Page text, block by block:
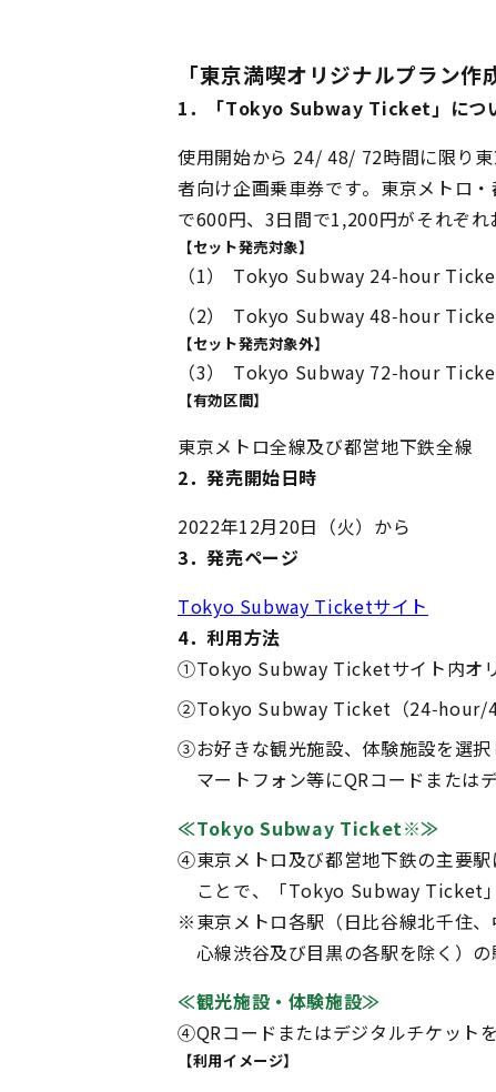
「東京満喫オリジナルプラン作
1．「Tokyo Subway Ticket」につ
使用開始から 24/ 48/ 72時間に限り
者向け企画乗車券です。東京メトロ
で600円、3日間で1,200円がそれぞれ
【セット発売対象】
（1）
Tokyo Subway 24-hour
（2）
Tokyo Subway 48-hour
【セット発売対象外】
（3） Tokyo Subway 72-hour
【有効区間】
東京メトロ全線及び都営地下鉄全線
2．発売開始日時
2022年12月20日（火）から
3．発売ページ
Tokyo Subway Ticketサイト
4．利用方法
①Tokyo Subway Ticketサイト内オ
②Tokyo Subway Ticket（24-hour/
③お好きな観光施設、体験施設を選
マートフォン等にQRコードまたは
≪Tokyo Subway Ticket※≫
④東京メトロ及び都営地下鉄の主要
ことで、「Tokyo Subway Ticket
※東京メトロ各駅（日比谷線北千住
心線渋谷及び目黒の各駅を除く）
≪観光施設・体験施設≫
④QRコードまたはデジタルチケット
【利用イメージ】